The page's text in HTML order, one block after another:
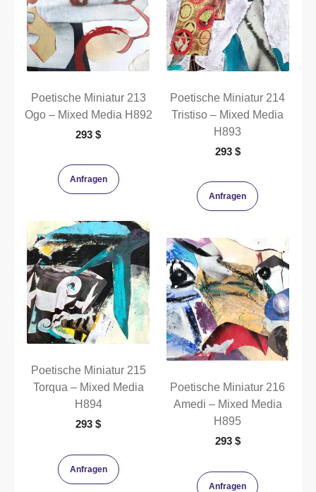
Poetische Miniatur 213
Ogo – Mixed Media H892
293$
Anfragen
Poetische Miniatur 214
Tristiso – Mixed Media
H893
293 $
Anfragen
Poetische Miniatur 215
Torqua – Mixed Media
H894
293$
Anfragen
Poetische Miniatur 216
Amedi – Mixed Media
H895
293 $
Anfragen